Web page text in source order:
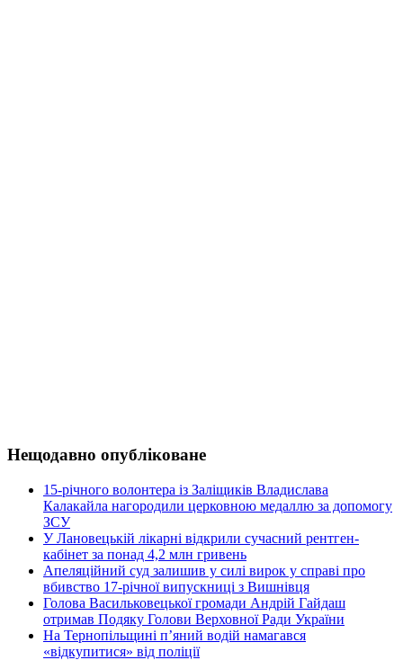
Нещодавно опубліковане
15-річного волонтера із Заліщиків Владислава
Калакайла нагородили церковною медаллю за допомогу
ЗСУ
У Лановецькій лікарні відкрили сучасний рентген-
кабінет за понад 4,2 млн гривень
Апеляційний суд залишив у силі вирок у справі про
вбивство 17-річної випускниці з Вишнівця
Голова Васильковецької громади Андрій Гайдаш
отримав Подяку Голови Верховної Ради України
На Тернопільщині п’яний водій намагався
«відкупитися» від поліції